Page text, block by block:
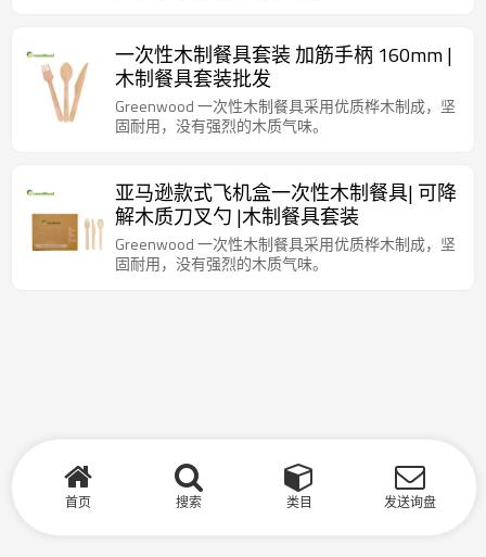
一次性木制餐具套装 加筋手柄 160mm |
木制餐具套装批发
Greenwood 一次性木制餐具采用优质桦木制成，坚
固耐用，没有强烈的木质气味。
亚马逊款式飞机盒一次性木制餐具| 可降
解木质刀叉勺 |木制餐具套装
Greenwood 一次性木制餐具采用优质桦木制成，坚
固耐用，没有强烈的木质气味。
首页 搜索 类目 发送询盘